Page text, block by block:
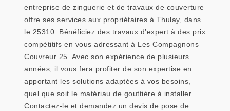
entreprise de zinguerie et de travaux de couverture
offre ses services aux propriétaires à Thulay, dans
le 25310. Bénéficiez des travaux d’expert à des prix
compétitifs en vous adressant à Les Compagnons
Couvreur 25. Avec son expérience de plusieurs
années, il vous fera profiter de son expertise en
apportant les solutions adaptées à vos besoins,
quel que soit le matériau de gouttière à installer.
Contactez-le et demandez un devis de pose de